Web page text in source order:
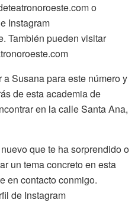
o
Instagram
También pueden visitar
Susana para este número y
de esta academia de
en la calle Santa Ana,
que te ha sorprendido o
un tema concreto en esta
en contacto conmigo.
de Instagram